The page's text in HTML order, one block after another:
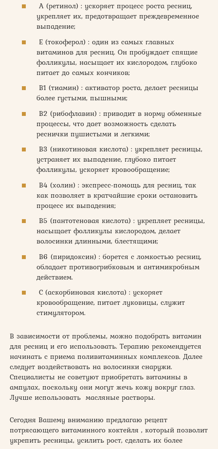
А (ретинол) : ускоряет процесс роста ресниц,
укрепляет их, предотвращает преждевременное
выпадение;
Е (токоферол) : один из самых главных
витаминов для ресниц. Он пробуждает спящие
фолликулы, насыщает их кислородом, глубоко
питает до самых кончиков;
В1 (тиамин) : активатор роста, делает ресницы
более густыми, пышными;
В2 (рибофлавин) : приводит в норму обменные
процессы, что дает возможность сделать
реснички пушистыми и легкими;
В3 (никотиновая кислота) : укрепляет ресницы,
устраняет их выпадение, глубоко питает
фолликулы, ускоряет кровообращение;
В4 (холин) : экспресс-помощь для ресниц, так
как позволяет в кратчайшие сроки остановить
процесс их выпадения;
В5 (пантотеновая кислота) : укрепляет ресницы,
насыщает фолликулы кислородом, делает
волосинки длинными, блестящими;
В6 (пиридоксин) : борется с ломкостью ресниц,
обладает противогрибковым и антимикробным
действием.
С (аскорбиновая кислота) : ускоряет
кровообращение, питает луковицы, служит
стимулятором.
В зависимости от проблемы, можно подобрать витамин
для ресниц и его использовать. Терапию рекомендуется
начинать с приема поливитаминных комплексов. Далее
следует воздействовать на волосинки снаружи.
Специалисты не советуют приобретать витамины в
ампулах, поскольку они могут жечь кожу вокруг глаз.
Лучше использовать масляные растворы.
Сегодня Вашему вниманию предлагаю рецепт
потрясающего витаминного коктейля , который позволит
укрепить ресницы, усилить рост, сделать их более